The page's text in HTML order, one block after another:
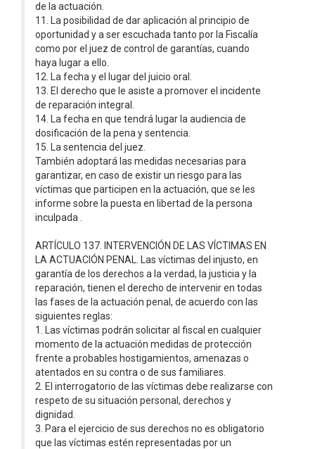
de la actuación.
11. La posibilidad de dar aplicación al principio de
oportunidad y a ser escuchada tanto por la Fiscalía
como por el juez de control de garantías, cuando
haya lugar a ello.
12. La fecha y el lugar del juicio oral.
13. El derecho que le asiste a promover el incidente
de reparación integral.
14. La fecha en que tendrá lugar la audiencia de
dosificación de la pena y sentencia.
15. La sentencia del juez.
También adoptará las medidas necesarias para
garantizar, en caso de existir un riesgo para las
víctimas que participen en la actuación, que se les
informe sobre la puesta en libertad de la persona
inculpada .
ARTÍCULO 137. INTERVENCIÓN DE LAS VÍCTIMAS EN
LA ACTUACIÓN PENAL. Las víctimas del injusto, en
garantía de los derechos a la verdad, la justicia y la
reparación, tienen el derecho de intervenir en todas
las fases de la actuación penal, de acuerdo con las
siguientes reglas:
1. Las víctimas podrán solicitar al fiscal en cualquier
momento de la actuación medidas de protección
frente a probables hostigamientos, amenazas o
atentados en su contra o de sus familiares.
2. El interrogatorio de las víctimas debe realizarse con
respeto de su situación personal, derechos y
dignidad.
3. Para el ejercicio de sus derechos no es obligatorio
que las víctimas estén representadas por un